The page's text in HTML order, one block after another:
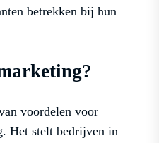
betrekken bij hun
voordelen voor
Het stelt bedrijven in